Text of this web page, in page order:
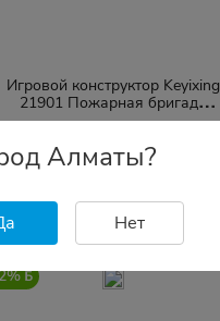
Игровой конструктор Keyixing
21901 Пожарная бригада
(709 деталей в наборе)
12 094₸
Family
Алматы?
Нет